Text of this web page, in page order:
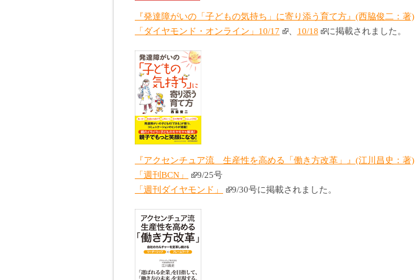
『発達障がいの「子どもの気持ち」に寄り添う育て方』(西脇俊二：著)
「ダイヤモンド・オンライン」10/17
、 10/18 に掲載されました。
『アクセンチュア流 生産性を高める「働き方改革」』(江川昌史：著)
「週刊BCN」
9/25号
「週刊ダイヤモンド」
9/30号に掲載されました。